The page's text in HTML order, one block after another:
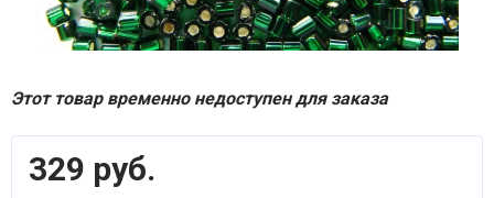
Этот товар временно недоступен для заказа
329 руб.